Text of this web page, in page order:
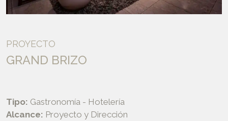
PROYECTO
GRAND BRIZO
Tipo: Gastronomía - Hotelería
Alcance: Proyecto y Dirección